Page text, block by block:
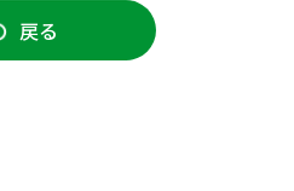
戻る